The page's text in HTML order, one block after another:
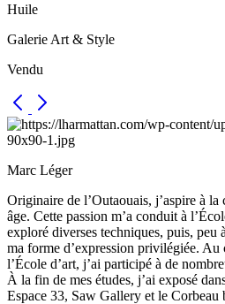
Huile
Galerie Art & Style
Vendu
Marc Léger
Originaire de l’Outaouais, j’aspire à
âge. Cette passion m’a conduit à
exploré diverses techniques, puis, peu
ma forme d’expression privilégiée. Au
l’École d’art, j’ai participé à de
À la fin de mes études, j’ai exposé
Espace 33, Saw Gallery et le Corbeau